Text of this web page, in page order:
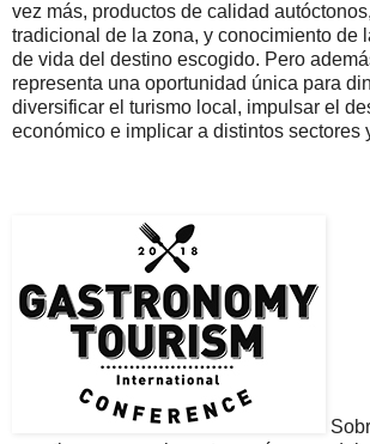
vez más, productos de calidad
tradicional de la zona, y conocimiento de
de vida del destino escogido. Pero
representa una oportunidad única para
diversificar el turismo local, impulsar el
económico e implicar a distintos sectores